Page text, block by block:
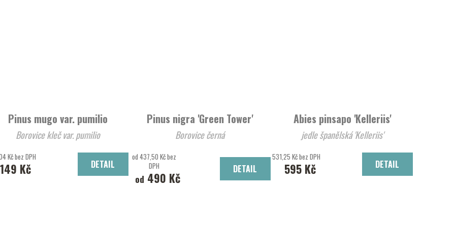
Pinus mugo var. pumilio
Borovice kleč var. pumilio
Kč bez DPH
149 Kč DETAIL
Pinus nigra 'Green Tower'
Borovice černá
od 437,50 Kč bez
DPH
od 490 Kč
DETAIL
Abies pinsapo 'Kelleriis'
jedle španělská 'Kelleriis'
531,25 Kč bez DPH
595 Kč DETAIL